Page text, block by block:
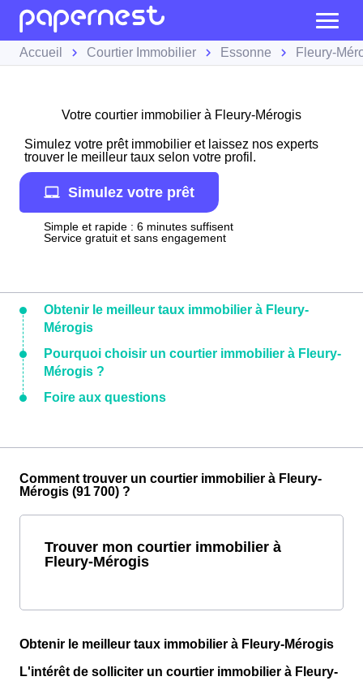
Accueil Courtier Immobilier Essonne Fleury-
Votre courtier immobilier à Fleury-Mérogis
Simulez votre prêt immobilier et laissez nos experts
trouver le meilleur taux selon votre profil.
Simulez votre prêt
Simple et rapide : 6 minutes suffisent
Service gratuit et sans engagement
Obtenir le meilleur taux immobilier à Fleury-
Mérogis
Pourquoi choisir un courtier immobilier à Fleury-
Mérogis ?
Foire aux questions
Comment trouver un courtier immobilier à Fleury-
Mérogis (91 700) ?
Trouver mon courtier immobilier à
Fleury-Mérogis
Obtenir le meilleur taux immobilier à Fleury-Mérogis
L'intérêt de solliciter un courtier immobilier à Fleury-